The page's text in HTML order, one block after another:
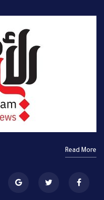
Read More